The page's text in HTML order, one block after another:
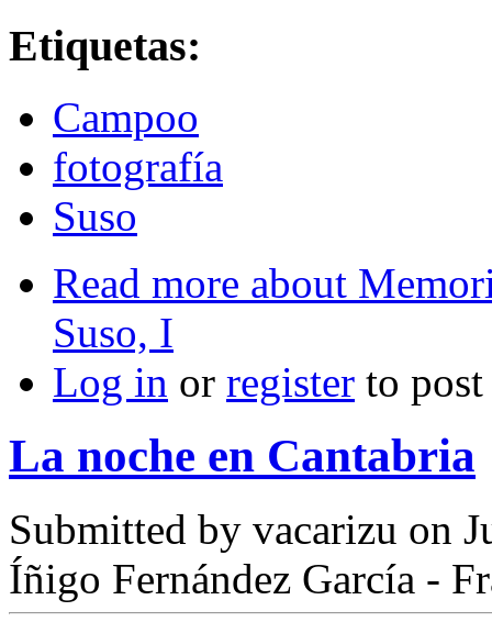
Etiquetas:
Campoo
fotografía
Suso
Read more about
Suso, I
Log in or register to
La noche en Cantabria
Submitted by vacarizu on
Íñigo Fernández García -